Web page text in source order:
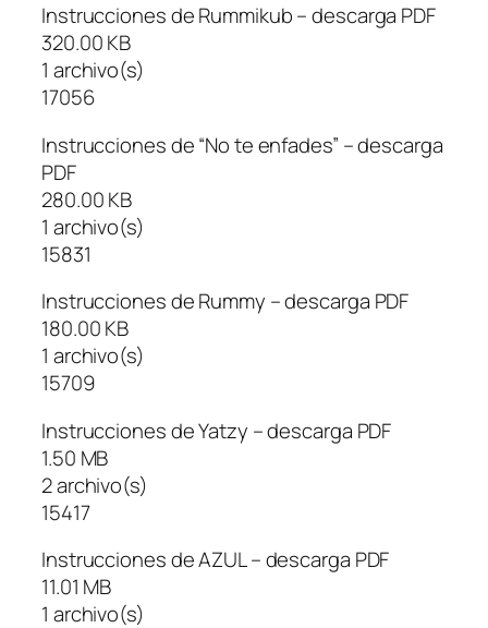
Instrucciones de Rummikub – descarga PDF
320.00 KB
1 archivo(s)
17056
Instrucciones de “No te enfades” – descarga
PDF
280.00 KB
1 archivo(s)
15831
Instrucciones de Rummy – descarga PDF
180.00 KB
1 archivo(s)
15709
Instrucciones de Yatzy – descarga PDF
1.50 MB
2 archivo(s)
15417
Instrucciones de AZUL – descarga PDF
11.01 MB
1 archivo(s)